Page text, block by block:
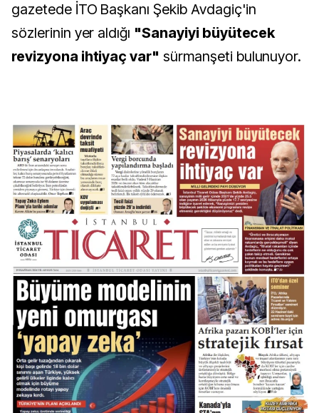
gazetede İTO Başkanı Şekib Avdagiç'in
sözlerinin yer aldığı "Sanayiyi büyütecek
revizyona ihtiyaç var" sürmanşeti bulunuyor.